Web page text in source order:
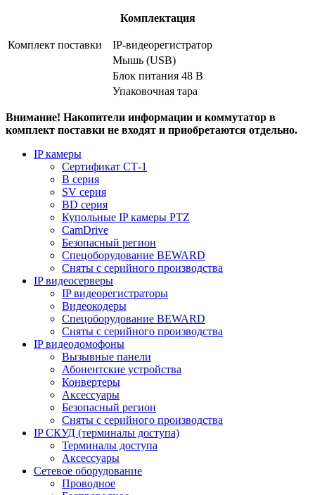
Комплектация
Комплект поставки
IP-видеорегистратор
Мышь (USB)
Блок питания 48 В
Упаковочная тара
Внимание! Накопители информации и коммутатор в
комплект поставки не входят и приобретаются отдельно.
IP камеры
Сертификат СТ-1
B серия
SV серия
BD серия
Купольные IP камеры PTZ
CamDrive
Безопасный регион
Спецоборудование BEWARD
Сняты с серийного производства
IP видеосерверы
IP видеорегистраторы
Видеокодеры
Спецоборудование BEWARD
Сняты с серийного производства
IP видеодомофоны
Вызывные панели
Абонентские устройства
Конвертеры
Аксессуары
Безопасный регион
Сняты с серийного производства
IP СКУД (терминалы доступа)
Терминалы доступа
Аксессуары
Сетевое оборудование
Проводное